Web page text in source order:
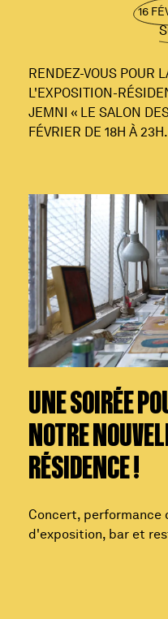
16
RENDEZ-VOUS POUR
L'EXPOSITION-
JEMNI « LE SALON
FÉVRIER DE 18H À 23H.
UNE SOIRÉE
NOTRE
RÉSIDENCE !
Concert, performance
d'exposition, bar et